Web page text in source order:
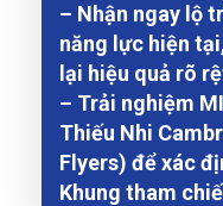
– Nhận ngay lộ
năng lực hiện
lại hiệu quả rõ
– Trải nghiệm
Thiếu Nhi
Flyers) để xác
Khung tham